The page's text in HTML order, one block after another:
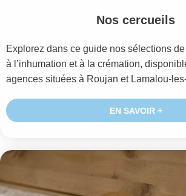
Nos cercueils
Explorez dans ce guide nos sélections
à l’inhumation et à la crémation,
agences situées à Roujan et Lamalou-
EN SAVOIR +